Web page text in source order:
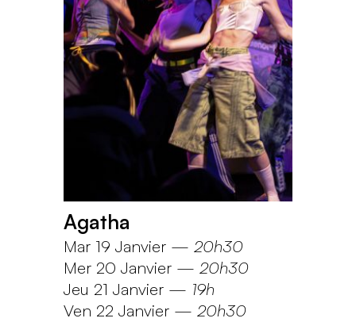
Agatha
Mar 19 Janvier — 20h30
Mer 20 Janvier — 20h30
Jeu 21 Janvier — 19h
Ven 22 Janvier — 20h30